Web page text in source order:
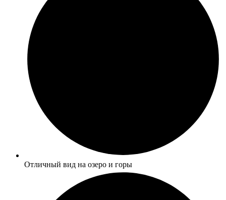
Отличный вид на озеро и горы